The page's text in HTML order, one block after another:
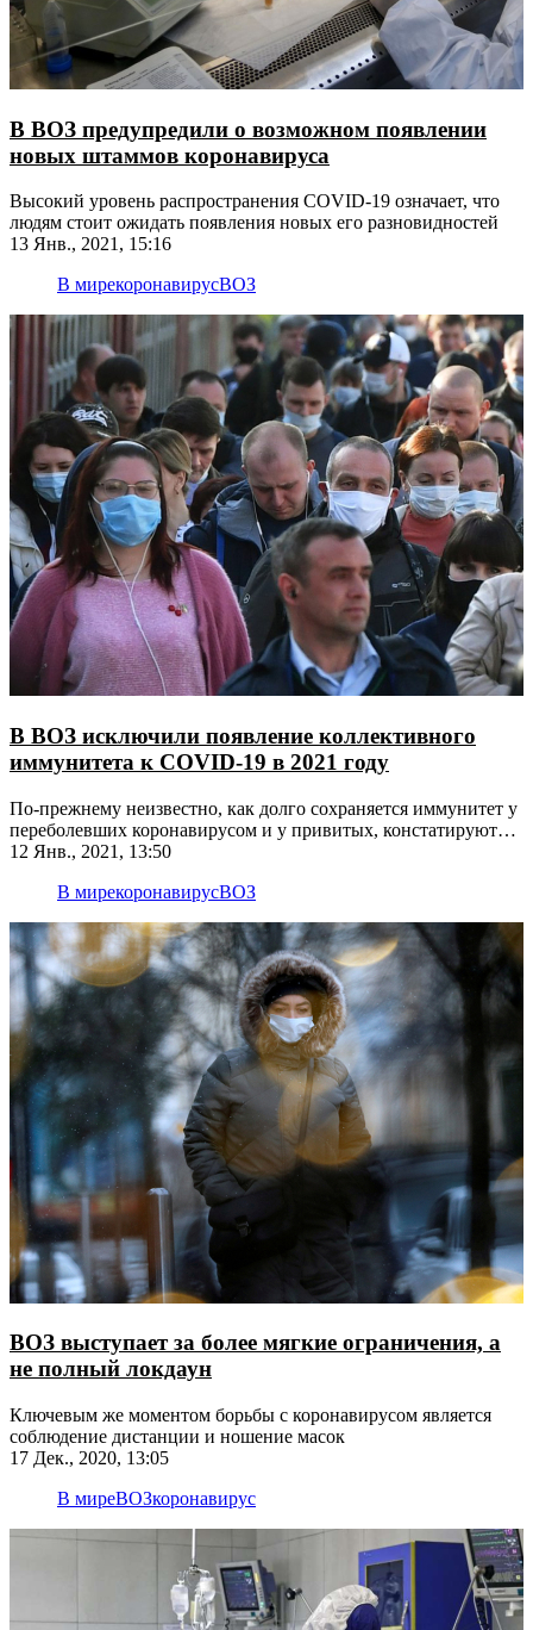
В ВОЗ предупредили о возможном появлении
новых штаммов коронавируса
Высокий уровень распространения COVID-19 означает, что
людям стоит ожидать появления новых его разновидностей
13 Янв., 2021, 15:16
В мирекоронавирусВОЗ
В ВОЗ исключили появление коллективного
иммунитета к COVID-19 в 2021 году
По-прежнему неизвестно, как долго сохраняется иммунитет у
переболевших коронавирусом и у привитых, констатируют
специалисты
12 Янв., 2021, 13:50
В мирекоронавирусВОЗ
ВОЗ выступает за более мягкие ограничения, а
не полный локдаун
Ключевым же моментом борьбы с коронавирусом является
соблюдение дистанции и ношение масок
17 Дек., 2020, 13:05
В миреВОЗкоронавирус